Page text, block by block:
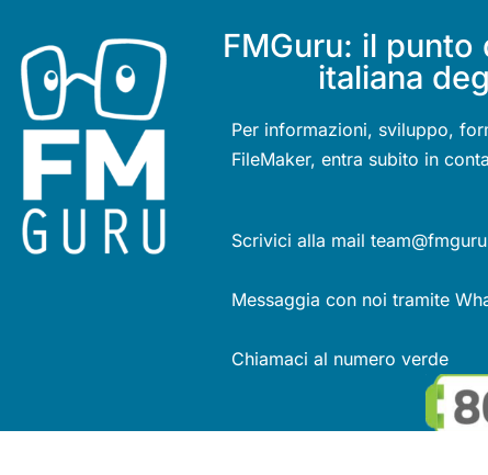
FMGuru: il
italiana
Per informazioni, sviluppo,
FileMaker, entra subito in
Scrivici alla mail
Messaggia con noi tramite
Chiamaci al numero verde